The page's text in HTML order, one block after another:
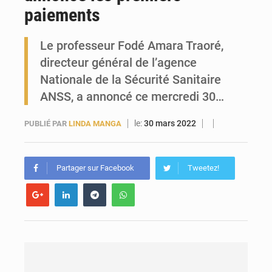
paiements
Le professeur Fodé Amara Traoré,
directeur général de l’agence
Nationale de la Sécurité Sanitaire
ANSS, a annoncé ce mercredi 30…
PUBLIÉ PAR LINDA MANGA le:30 mars 2022
Partager sur Facebook Tweetez!